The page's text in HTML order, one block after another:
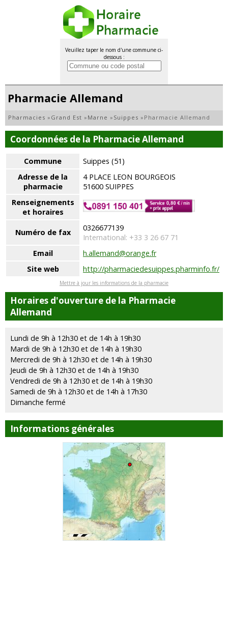
Veuillez taper le nom d'une commune ci-
dessous :
Pharmacie Allemand
Pharmacies » Grand Est » Marne » Suippes » Pharmacie Allemand
Coordonnées de la Pharmacie Allemand
Commune
Suippes (51)
Adresse de la
pharmacie
4 PLACE LEON BOURGEOIS
51600 SUIPPES
Renseignements
et horaires
Numéro de fax
0326677139
International: +33 3 26 67 71
Email
h.allemand@orange.fr
Site web
http://pharmaciedesuippes.pharminfo.fr/
Mettre à jour les informations de la pharmacie
Horaires d'ouverture de la Pharmacie
Allemand
Lundi de 9h à 12h30 et de 14h à 19h30
Mardi de 9h à 12h30 et de 14h à 19h30
Mercredi de 9h à 12h30 et de 14h à 19h30
Jeudi de 9h à 12h30 et de 14h à 19h30
Vendredi de 9h à 12h30 et de 14h à 19h30
Samedi de 9h à 12h30 et de 14h à 17h30
Dimanche fermé
Informations générales